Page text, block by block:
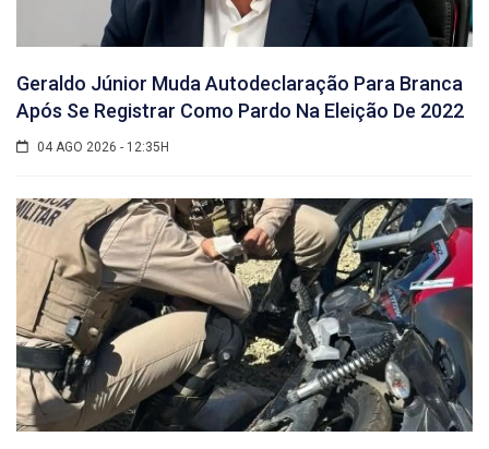
Geraldo Júnior Muda Autodeclaração Para Branca
Após Se Registrar Como Pardo Na Eleição De 2022
04 AGO 2026 - 12:35H